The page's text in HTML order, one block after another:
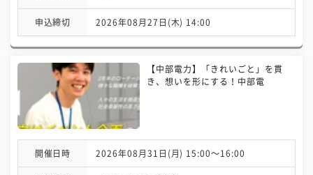
申込締切 2026年08月27日(木) 14:00
【中部電力】「きれいごと」を貫
き、想いを形にする！中部電
開催日時 2026年08月31日(月) 15:00〜16:00